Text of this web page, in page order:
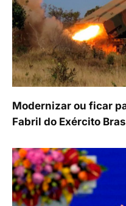
Modernizar ou ficar
Fabril do Exército